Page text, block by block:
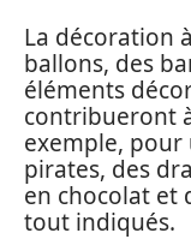
La décoration
ballons, des
éléments
contribueront
exemple, pour
pirates, des
en chocolat et
tout indiqués.